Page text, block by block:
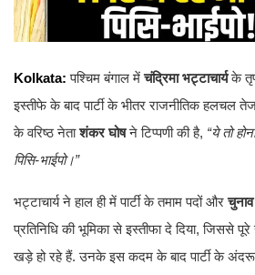
Kolkata:पश्चिम बंगाल मेंचंद्रिमा भट्टाचार्यके
इस्तीफे के बाद पार्टी के भीतर राजनीतिक हलचल
के वरिष्ठ नेताशंकर घोषने टिप्पणी की है, “ये तो
पिसि-भाईपो।”
भट्टाचार्य ने हाल ही में पार्टी के तमाम पदों और
प्रतिनिधि की भूमिका से इस्तीफा दे दिया, जिससे
खड़े हो रहे हैं. उनके इस कदम के बाद पार्टी के